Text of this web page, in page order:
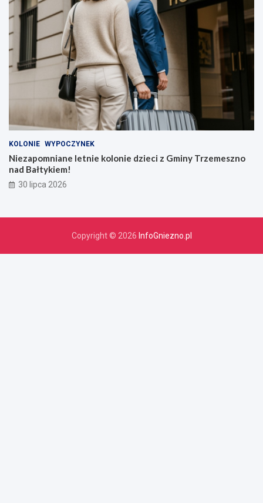
KOLONIE WYPOCZYNEK
Niezapomniane letnie kolonie dzieci z Gminy Trzemeszno
nad Bałtykiem!
30 lipca 2026
Copyright © 2026 InfoGniezno.pl